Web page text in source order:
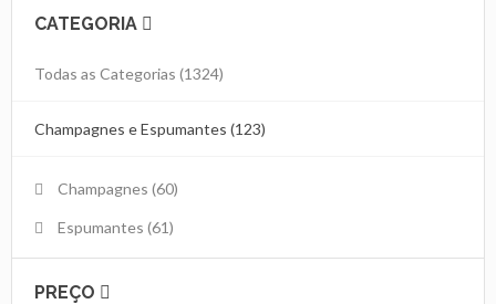
CATEGORIA
Todas as Categorias (1324)
Champagnes e Espumantes (123)
Champagnes (60)
Espumantes (61)
PREÇO